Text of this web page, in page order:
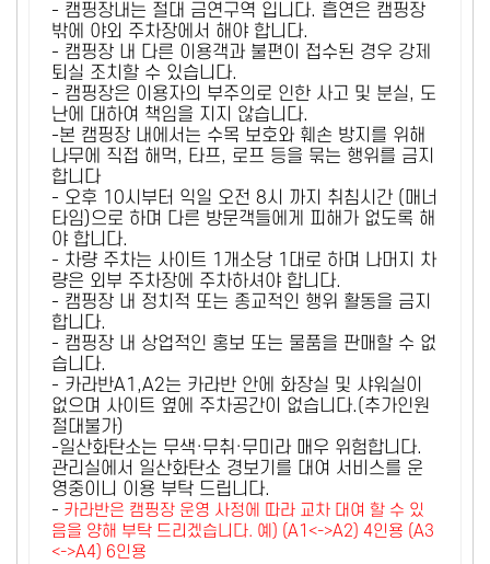
- 캠핑장내는 절대 금연구역 입니다. 흡연은 캠핑장
밖에 야외 주차장에서 해야 합니다.
- 캠핑장 내 다른 이용객과 불편이 접수된 경우 강제
퇴실 조치할 수 있습니다.
- 캠핑장은 이용자의 부주의로 인한 사고 및 분실, 도
난에 대하여 책임을 지지 않습니다.
-본 캠핑장 내에서는 수목 보호와 훼손 방지를 위해
나무에 직접 해먹, 타프, 로프 등을 묶는 행위를 금지
합니다
- 오후 10시부터 익일 오전 8시 까지 취침시간 (매너
타임)으로 하며 다른 방문객들에게 피해가 없도록 해
야 합니다.
- 차량 주차는 사이트 1개소당 1대로 하며 나머지 차
량은 외부 주차장에 주차하셔야 합니다.
- 캠핑장 내 정치적 또는 종교적인 행위 활동을 금지
합니다.
- 캠핑장 내 상업적인 홍보 또는 물품을 판매할 수 없
습니다.
- 카라반A1,A2는 카라반 안에 화장실 및 샤워실이
없으며 사이트 옆에 주차공간이 없습니다.(추가인원
절대불가)
-일산화탄소는 무색·무취·무미라 매우 위험합니다.
관리실에서 일산화탄소 경보기를 대여 서비스를 운
영중이니 이용 부탁 드립니다.
- 카라반은 캠핑장 운영 사정에 따라 교차 대여 할 수 있
음을 양해 부탁 드리겠습니다. 예) (A1<->A2) 4인용 (A3
<->A4) 6인용